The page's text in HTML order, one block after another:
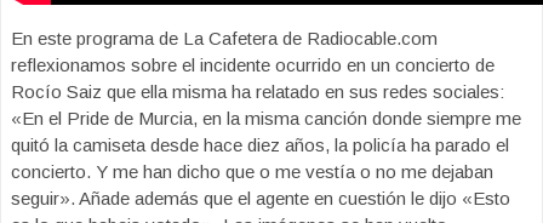
En este programa de La Cafetera de Radiocable.com
reflexionamos sobre el incidente ocurrido en un concierto de
Rocío Saiz que ella misma ha relatado en sus redes sociales:
«En el Pride de Murcia, en la misma canción donde siempre me
quitó la camiseta desde hace diez años, la policía ha parado el
concierto. Y me han dicho que o me vestía o no me dejaban
seguir». Añade además que el agente en cuestión le dijo «Esto